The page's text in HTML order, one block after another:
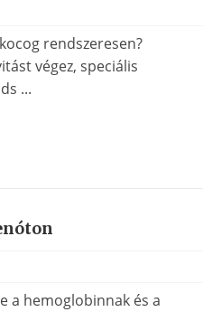
rendszeresen?
végez, speciális
...
a hemoglobinnak és a